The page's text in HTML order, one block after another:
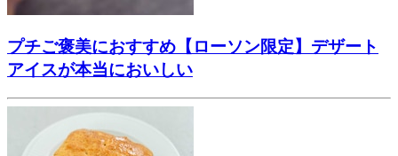
プチご褒美におすすめ【ローソン限定】デザート
アイスが本当においしい